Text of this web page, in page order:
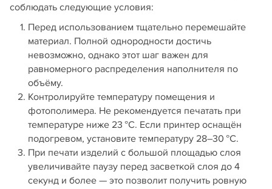
соблюдать следующие условия:
Перед использованием тщательно перемешайте
материал. Полной однородности достичь
невозможно, однако этот шаг важен для
равномерного распределения наполнителя по
объёму.
Контролируйте температуру помещения и
фотополимера. Не рекомендуется печатать при
температуре ниже 23 °C. Если принтер оснащён
подогревом, установите температуру 28–30 °C.
При печати изделий с большой площадью слоя
увеличивайте паузу перед засветкой слоя до 4
секунд и более — это позволит получить ровную